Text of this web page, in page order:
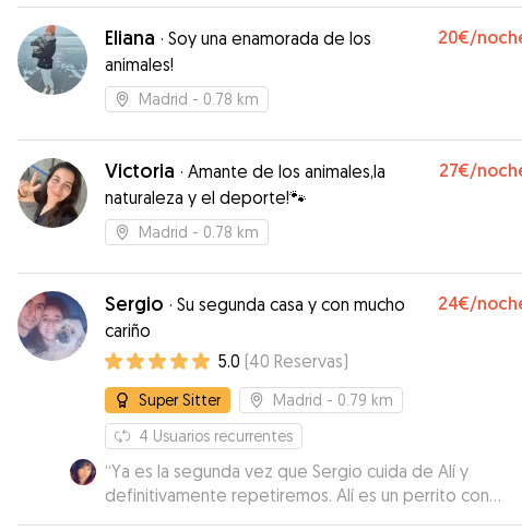
Eliana · Soy una enamorada de los
animales!
20€/
Madrid - 0.78 km
Victoria · Amante de los animales,la
naturaleza y el deporte!🐾
27€/
Madrid - 0.78 km
Sergio · Su segunda casa y con mucho
cariño
24€/
5.0 (40 Reservas)
Super Sitter Madrid - 0.79 km
4 Usuarios recurrentes
“Ya es la segunda vez que Sergio cuida de Alí y
definitivamente repetiremos. Alí es un perrito con
carácter y un poquito complicado y Sergio tiene